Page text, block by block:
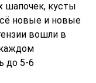
шапочек, кусты
новые и новые
вошли в
до 5-6